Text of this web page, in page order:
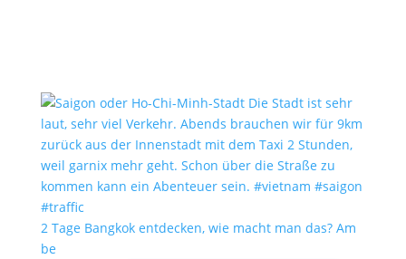
2 Tage Bangkok entdecken, wie macht man das? Am
be